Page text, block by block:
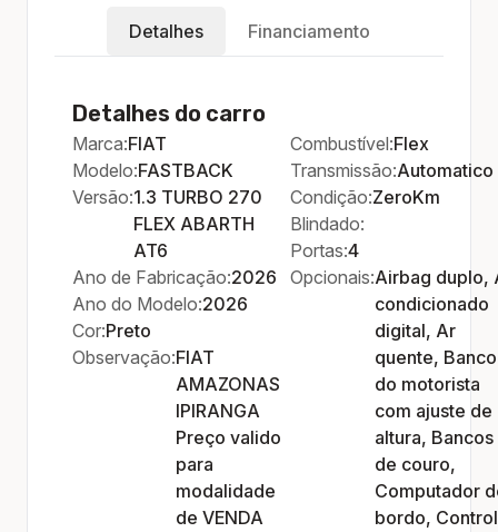
Detalhes Financiamento
Detalhes do carro
Marca:FIAT
Modelo:FASTBACK
Versão:1.3 TURBO 270
FLEX ABARTH
AT6
Ano de Fabricação:2026
Ano do Modelo:2026
Cor:Preto
Observação:FIAT
AMAZONAS
IPIRANGA
Preço valido
para
modalidade
de VENDA
Combustível:Flex
Transmissão:Automatico
Condição:ZeroKm
Blindado:
Portas:4
Opcionais:Airbag duplo,
condicionado
digital, Ar
quente, Banco
do motorista
com ajuste de
altura, Bancos
de couro,
Computador
bordo,